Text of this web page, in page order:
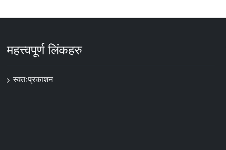
महत्त्वपूर्ण लिंकहरु
स्वतःप्रकाशन